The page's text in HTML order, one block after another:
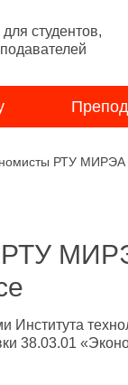
студентов,
РТУ МИРЭА
РТУ
Института
38.03.01